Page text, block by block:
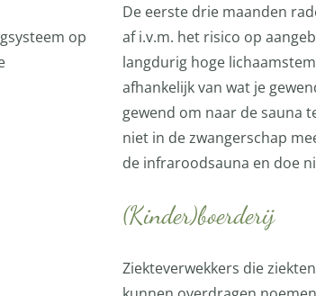
op
De eerste drie maanden
af i.v.m. het risico op
langdurig hoge
afhankelijk van wat je
gewend om naar de sauna
niet in de zwangerschap
de infraroodsauna en doe
(Kinder)boerderij
Ziekteverwekkers die